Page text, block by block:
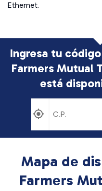
Ethernet.
Ingresa tu
Farmers Mutual
está
Mapa de
Farmers